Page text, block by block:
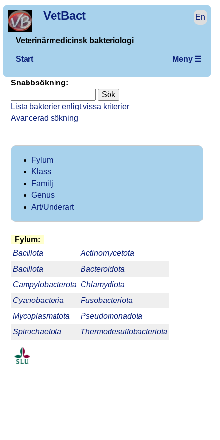
VetBact En
Veterinärmedicinsk bakteriologi
Start Meny ☰
Snabbsökning:
Lista bakterier enligt vissa kriterier
Avancerad sökning
Fylum
Klass
Familj
Genus
Art/Underart
Fylum:
Bacillota
Actinomycetota
Bacillota
Bacteroidota
Campylobacterota Chlamydiota
Cyanobacteria
Fusobacteriota
Mycoplasmatota
Pseudomonadota
Spirochaetota
Thermodesulfobacteriota